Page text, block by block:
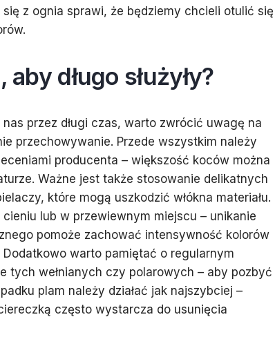
z ognia sprawi, że będziemy chcieli otulić się
długo służyły?
przez długi czas, warto zwrócić uwagę na
przechowywanie. Przede wszystkim należy
producenta – większość koców można
Ważne jest także stosowanie delikatnych
które mogą uszkodzić włókna materiału.
lub w przewiewnym miejscu – unikanie
pomoże zachować intensywność kolorów
warto pamiętać o regularnym
tych wełnianych czy polarowych – aby pozbyć
plam należy działać jak najszybciej –
często wystarcza do usunięcia